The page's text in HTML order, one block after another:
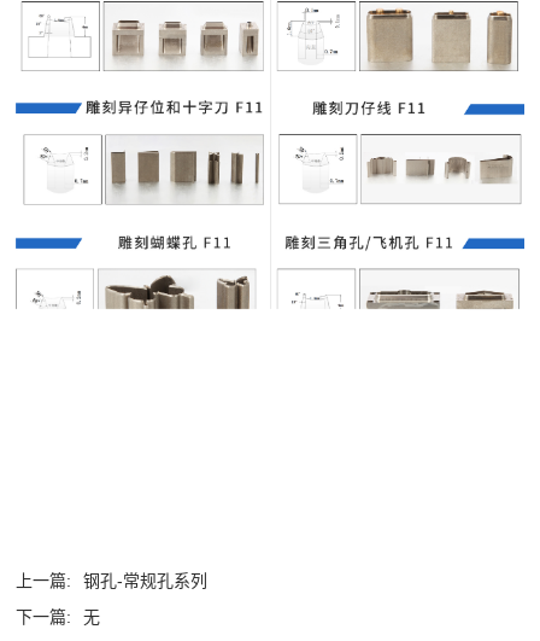
上一篇:
钢孔-常规孔系列
下一篇:
无